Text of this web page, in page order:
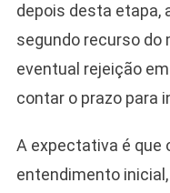
depois desta etapa,
segundo recurso do
eventual rejeição
contar o prazo para
A expectativa é que
entendimento